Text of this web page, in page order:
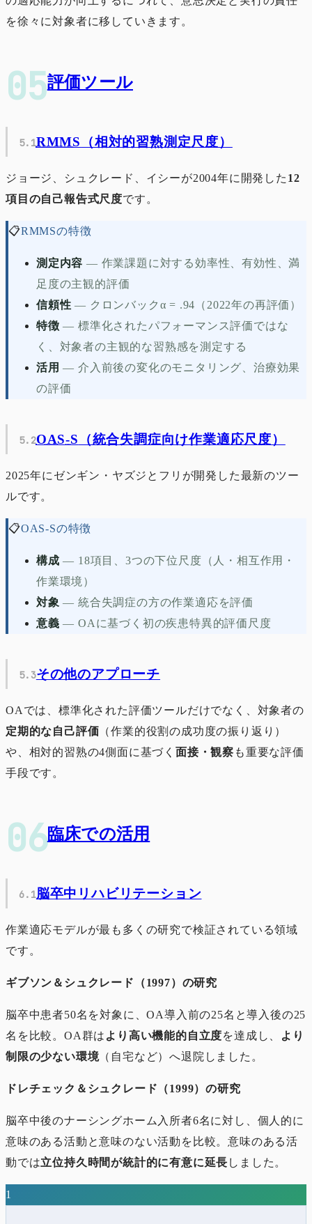
を徐々に対象者に移していきます。
評価ツール
RMMS （相対的習熟測定尺度）
ジョージ、シュクレード、イシーが2004年に開発した 12
項目の自己報告式尺度です。
📋RMMSの特徴
測定内容 — 作業課題に対する効率性、有効性、満
足度の主観的評価
信頼性 — クロンバックα = .94（2022年の再評価）
特徴 —標準化されたパフォーマンス評価ではな
く、対象者の主観的な習熟感を測定する
活用 —介入前後の変化のモニタリング、治療効果
の評価
OAS-S （統合失調症向け作業適応尺度）
2025年にゼンギン・ヤズジとフリが開発した最新のツー
ルです。
📋OAS-Sの特徴
構成 — 18項目、3つの下位尺度（人・相互作用・
作業環境）
対象 —統合失調症の方の作業適応を評価
意義 —OAに基づく初の疾患特異的評価尺度
その他のアプローチ
OAでは、標準化された評価ツールだけでなく、対象者の
定期的な自己評価 （作業的役割の成功度の振り返り）
や、相対的習熟の4側面に基づく 面接・観察 も重要な評価
手段です。
臨床での活用
脳卒中リハビリテーション
作業適応モデルが最も多くの研究で検証されている領域
です。
ギブソン＆シュクレード（1997）の研究
脳卒中患者50名を対象に、OA導入前の25名と導入後の25
名を比較。OA群は より高い機能的自立度を達成し、
より
制限の少ない環境（自宅など）へ退院しました。
ドレチェック＆シュクレード（1999）の研究
脳卒中後のナーシングホーム入所者6名に対し、個人的に
意味のある活動と意味のない活動を比較。意味のある活
動では立位持久時間が統計的に有意に延長 しました。
1